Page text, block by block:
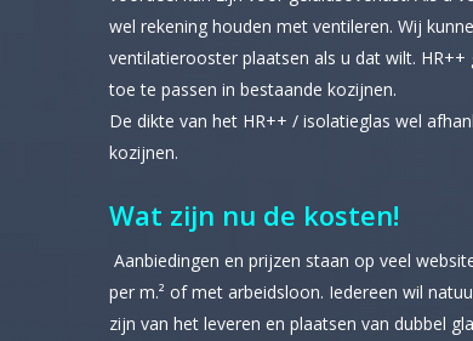
wel rekening houden met ventileren. Wij
ventilatierooster plaatsen als u dat wilt.
toe te passen in bestaande kozijnen.
De dikte van het HR++ / isolatieglas wel
kozijnen.
Wat zijn nu de kosten!
Aanbiedingen en prijzen staan op veel
per m.² of met arbeidsloon. Iedereen wil
zijn van het leveren en plaatsen van dubbel